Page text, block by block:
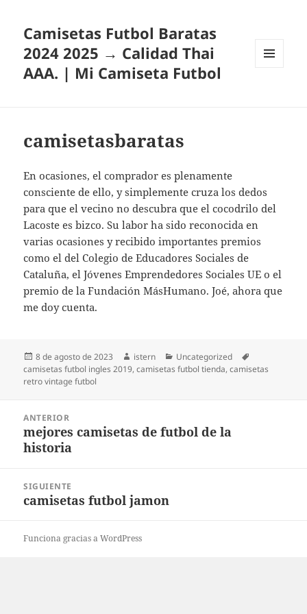
Camisetas Futbol Baratas
2024 2025 → Calidad Thai
AAA. | Mi Camiseta Futbol
camisetasbaratas
En ocasiones, el comprador es plenamente
consciente de ello, y simplemente cruza los dedos
para que el vecino no descubra que el cocodrilo del
Lacoste es bizco. Su labor ha sido reconocida en
varias ocasiones y recibido importantes premios
como el del Colegio de Educadores Sociales de
Cataluña, el Jóvenes Emprendedores Sociales UE o el
premio de la Fundación MásHumano. Joé, ahora que
me doy cuenta.
Publicado
el
8 de agosto de 2023 Autor
istern Categorías
Uncategorized
camisetas futbol ingles 2019,camisetas futbol tienda,camisetas
retro vintage futbol
entradas
ANTERIOR
Entrada
anterior:
mejores camisetas de futbol de la
historia
SIGUIENTE
Entrada
camisetas futbol jamon
Funciona gracias a WordPress